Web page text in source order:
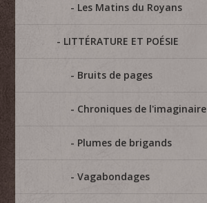
Les Matins du Royans
LITTÉRATURE ET POÉSIE
Bruits de pages
Chroniques de l'imaginaire
Plumes de brigands
Vagabondages